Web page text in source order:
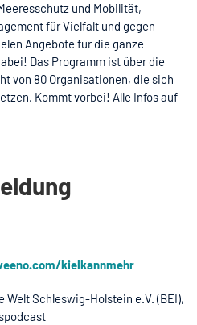
und Mobilität,
für Vielfalt und gegen
Angebote für die ganze
Das Programm ist über die
von 80 Organisationen, die sich
Kommt vorbei! Alle Infos auf
kielkannmehr
Welt Schleswig-Holstein e.V. (BEI),